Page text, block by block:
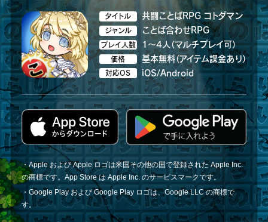
タイトル 共闘ことばRPG コトダマン
ジャンル ことば合わせRPG
プレイ人数 1～4人（マルチプレイ可）
価格 基本無料（アイテム課金あり）
対応OS iOS/Android
・Apple および Apple ロゴは米国その他の国で登録された Apple Inc.
の商標です。App Store は Apple Inc. のサービスマークです。
・Google Play および Google Play ロゴは、Google LLC の商標で
す。